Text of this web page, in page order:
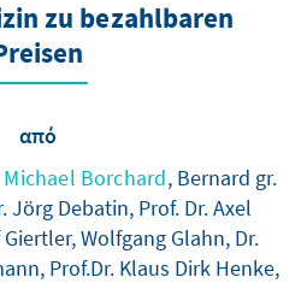
zu bezahlbaren
από
Michael Borchard, Bernard gr.
Jörg Debatin, Prof. Dr. Axel
Wolfgang Glahn, Dr.
Prof.Dr. Klaus Dirk Henke,